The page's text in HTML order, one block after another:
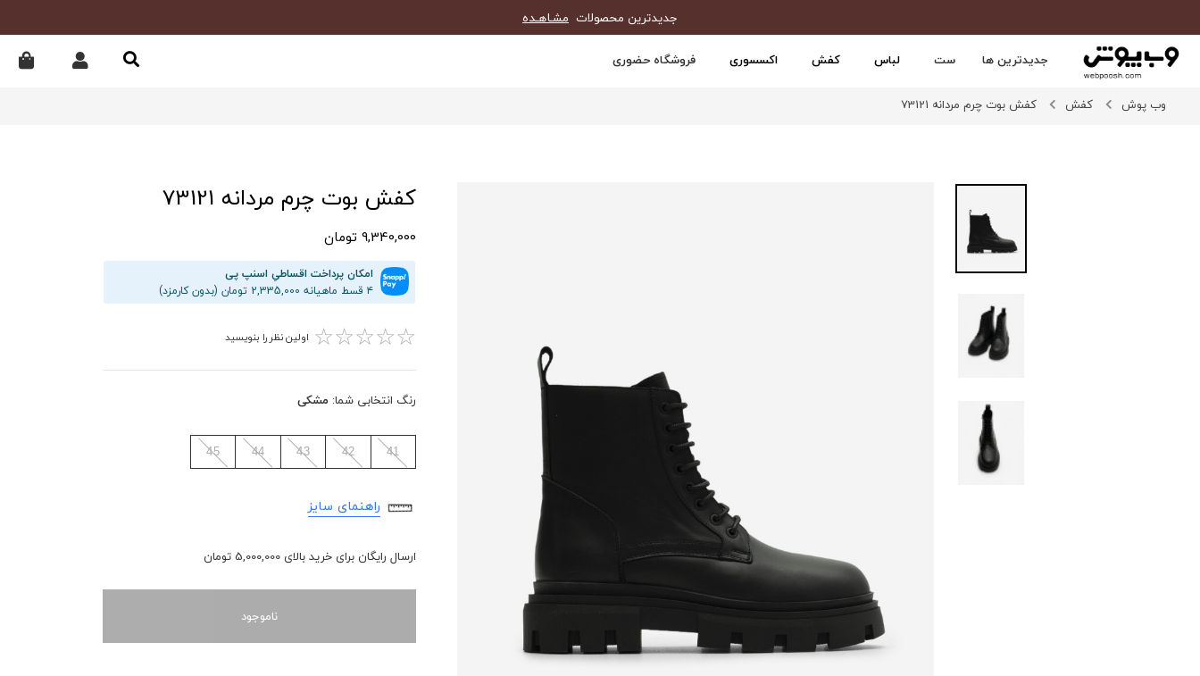
جدیدترین محصولات مشـاهـده
جدیدترین ها ست لباس کفش اکسسوری فروشگاه حضوری
وب پوش کفش کفش بوت چرم مردانه 73121
کفش بوت چرم مردانه 73121
9,340,000 تومان
امکان پرداخت اقساطیِ اسنپ پی
۴ قسط ماهیانه 2,335,000 تومان (بدون کارمزد)
☆
☆
☆
☆
☆ اولین نظر را بنویسید
رنگ انتخابی شما: مشکی
41
42
43
44
45
راهنمای سایز
ارسال رایگان برای خرید بالای 5,000,000 تومان
ناموجود